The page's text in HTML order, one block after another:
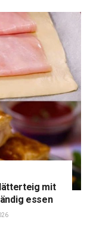
mit
essen